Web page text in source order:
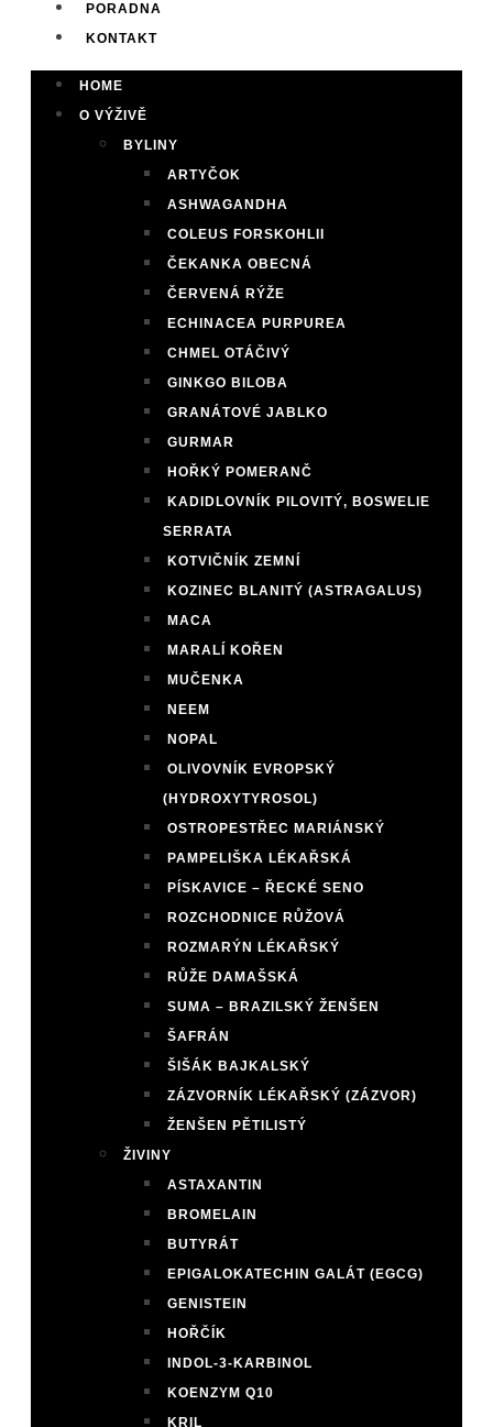
PORADNA
KONTAKT
HOME
O VÝŽIVĚ
BYLINY
ARTYČOK
ASHWAGANDHA
COLEUS FORSKOHLII
ČEKANKA OBECNÁ
ČERVENÁ RÝŽE
ECHINACEA PURPUREA
CHMEL OTÁČIVÝ
GINKGO BILOBA
GRANÁTOVÉ JABLKO
GURMAR
HOŘKÝ POMERANČ
KADIDLOVNÍK PILOVITÝ, BOSWELIE
SERRATA
KOTVIČNÍK ZEMNÍ
KOZINEC BLANITÝ (ASTRAGALUS)
MACA
MARALÍ KOŘEN
MUČENKA
NEEM
NOPAL
OLIVOVNÍK EVROPSKÝ
(HYDROXYTYROSOL)
OSTROPESTŘEC MARIÁNSKÝ
PAMPELIŠKA LÉKAŘSKÁ
PÍSKAVICE – ŘECKÉ SENO
ROZCHODNICE RŮŽOVÁ
ROZMARÝN LÉKAŘSKÝ
RŮŽE DAMAŠSKÁ
SUMA – BRAZILSKÝ ŽENŠEN
ŠAFRÁN
ŠIŠÁK BAJKALSKÝ
ZÁZVORNÍK LÉKAŘSKÝ (ZÁZVOR)
ŽENŠEN PĚTILISTÝ
ŽIVINY
ASTAXANTIN
BROMELAIN
BUTYRÁT
EPIGALOKATECHIN GALÁT (EGCG)
GENISTEIN
HOŘČÍK
INDOL-3-KARBINOL
KOENZYM Q10
KRIL